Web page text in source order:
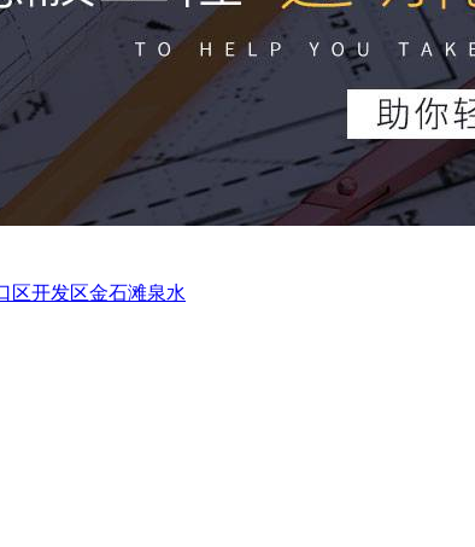
区开发区金石滩泉水